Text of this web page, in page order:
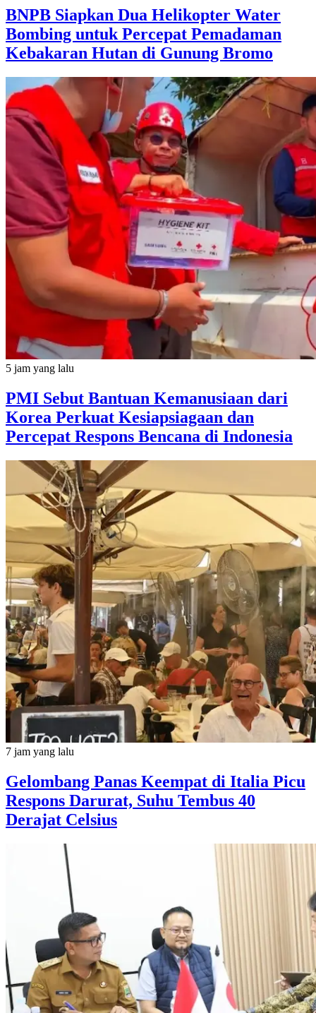
BNPB Siapkan Dua Helikopter Water
Bombing untuk Percepat Pemadaman
Kebakaran Hutan di Gunung Bromo
5 jam yang lalu
PMI Sebut Bantuan Kemanusiaan dari
Korea Perkuat Kesiapsiagaan dan
Percepat Respons Bencana di Indonesia
7 jam yang lalu
Gelombang Panas Keempat di Italia Picu
Respons Darurat, Suhu Tembus 40
Derajat Celsius